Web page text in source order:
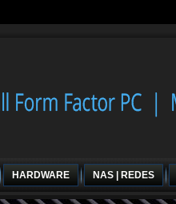
HARDWARE NAS | REDES